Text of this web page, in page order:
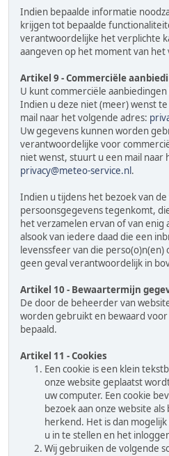
Indien bepaalde informatie
krijgen tot bepaalde
verantwoordelijke het verplichte
aangeven op het moment van het
Artikel 9 - Commerciële
U kunt commerciële
Indien u deze niet (meer) wenst
mail naar het volgende adres:
Uw gegevens kunnen worden
verantwoordelijke voor
niet wenst, stuurt u een mail naar
privacy@meteo-service.nl .
Indien u tijdens het bezoek van
persoonsgegevens tegenkomt,
het verzamelen ervan of van
alsook van iedere daad die een
levenssfeer van die
geen geval verantwoordelijk in
Artikel 10 - Bewaartermijn
De door de beheerder van
worden gebruikt en bewaard voor
bepaald.
Artikel 11 - Cookies
Een cookie is een klein
onze website geplaatst
uw computer. Een cookie
bezoek aan onze website
herkend. Het is dan
u in te stellen en het
Wij gebruiken de volgende